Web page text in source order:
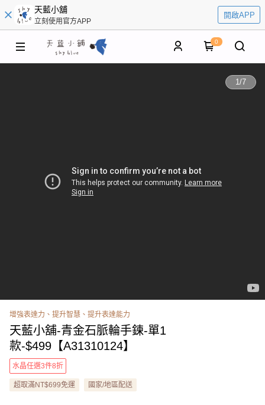
天藍小舖
立刻使用官方APP
開啟APP
0
1/7
增強表達力、提升智慧、提升表達能力
天藍小舖-青金石脈輪手鍊-單1
款-$499【A31310124】
水晶任選3件8折
超取滿NT$699免運 國家/地區配送